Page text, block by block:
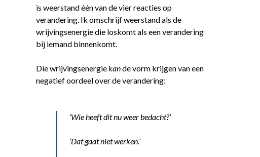
is weerstand één van de vier reacties op
verandering. Ik omschrijf weerstand als de
wrijvingsenergie die loskomt als een verandering
bij iemand binnenkomt.
Die wrijvingsenergiekande vorm krijgen van een
negatief oordeel over de verandering:
‘Wie heeft dit nu weer bedacht?’
‘Dat gaat niet werken.’